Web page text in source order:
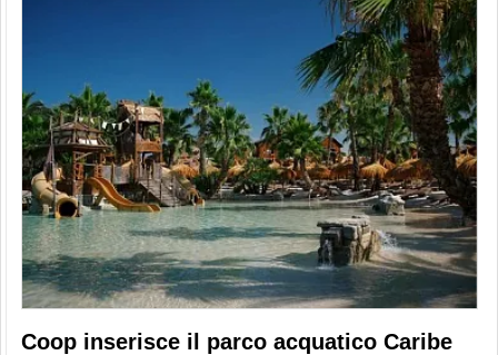
Coop inserisce il parco acquatico Caribe